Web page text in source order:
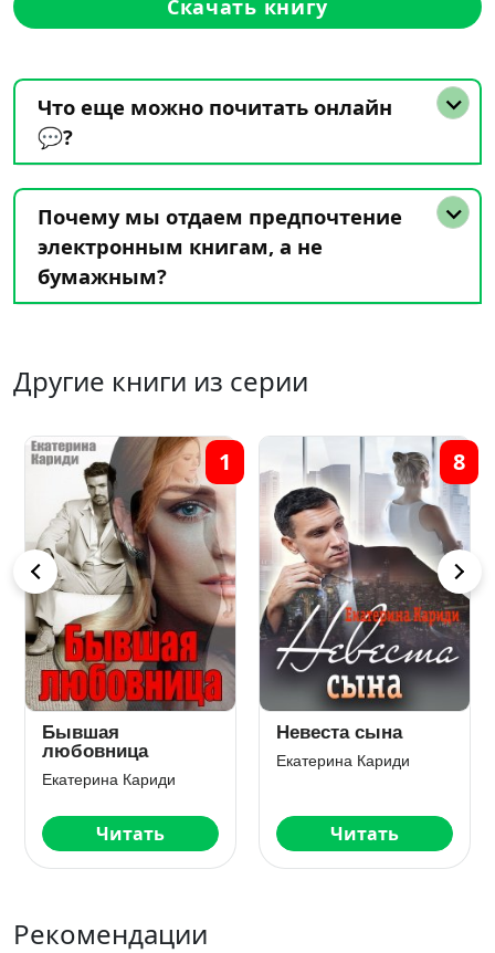
Скачать книгу
Что еще можно почитать онлайн
💬?
Почему мы отдаем предпочтение
электронным книгам, а не
бумажным?
Другие книги из серии
Короткий роман
деловой женщины
Екатерина Кариди
Читать
9
Разведёнка
Екатерина Кариди
Читать
4
Рекомендации